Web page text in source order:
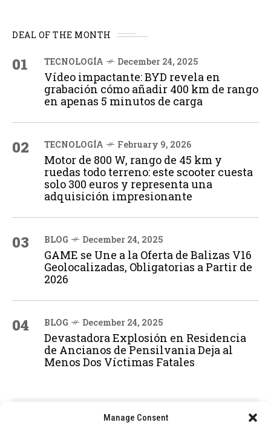
Manage Consent
DEAL OF THE MONTH
01 TECNOLOGÍA December 24, 2025
Vídeo impactante: BYD revela en
grabación cómo añadir 400 km de rango
en apenas 5 minutos de carga
02 TECNOLOGÍA February 9, 2026
Motor de 800 W, rango de 45 km y
ruedas todo terreno: este scooter cuesta
solo 300 euros y representa una
adquisición impresionante
03 BLOG December 24, 2025
GAME se Une a la Oferta de Balizas V16
Geolocalizadas, Obligatorias a Partir de
2026
04 BLOG December 24, 2025
Devastadora Explosión en Residencia
de Ancianos de Pensilvania Deja al
Menos Dos Víctimas Fatales